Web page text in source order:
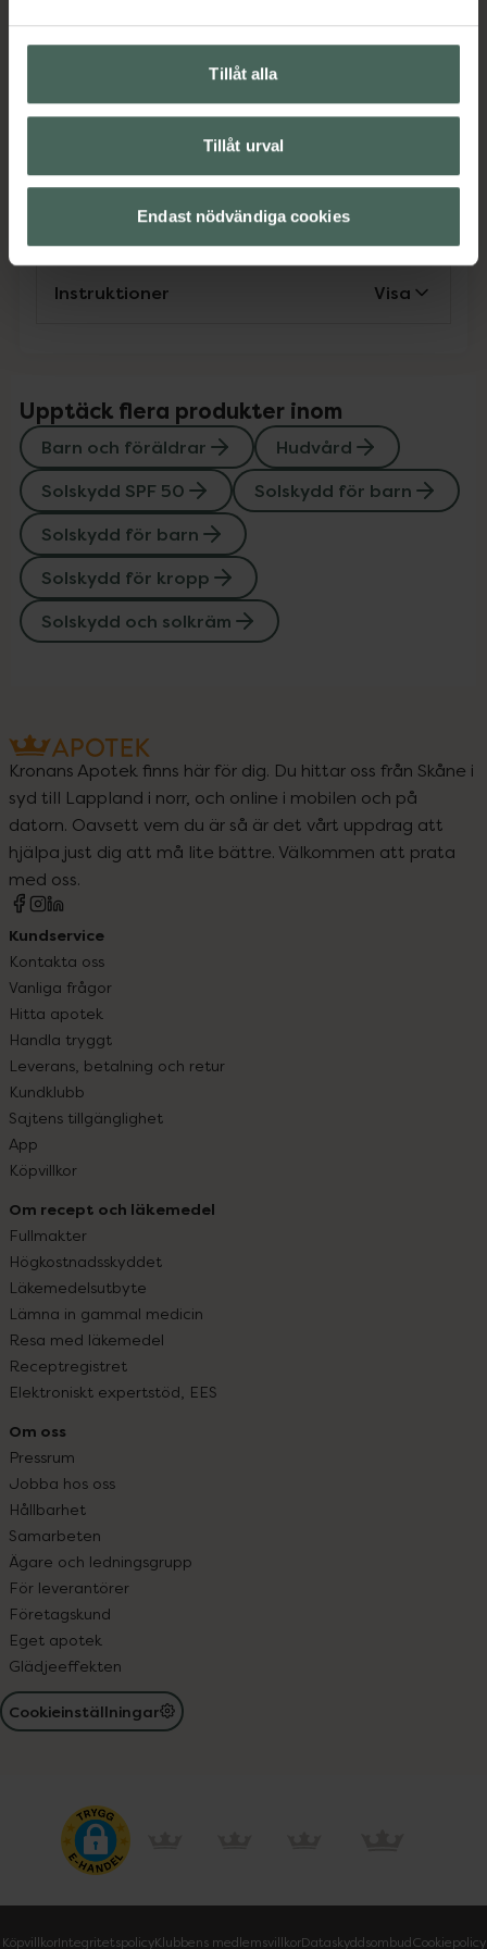
Tillåt alla
Tillåt urval
Endast nödvändiga cookies
Solskydd för barnSolskydd för kropp
Solskydd och solkräm
Instruktioner Visa
Upptäck flera produkter inom
Barn och föräldrar
Hudvård
Solskydd SPF 50
Solskydd för barn
Solskydd för barn
Solskydd för kropp
Solskydd och solkräm
Kronans Apotek finns här för dig. Du hittar oss från Skåne i
syd till Lappland i norr, och online i mobilen och på
datorn. Oavsett vem du är så är det vårt uppdrag att
hjälpa just dig att må lite bättre. Välkommen att prata
med oss.
Kundservice
Kontakta oss
Vanliga frågor
Hitta apotek
Handla tryggt
Leverans, betalning och retur
Kundklubb
Sajtens tillgänglighet
App
Köpvillkor
Om recept och läkemedel
Fullmakter
Högkostnadsskyddet
Läkemedelsutbyte
Lämna in gammal medicin
Resa med läkemedel
Receptregistret
Elektroniskt expertstöd, EES
Om oss
Pressrum
Jobba hos oss
Hållbarhet
Samarbeten
Ägare och ledningsgrupp
För leverantörer
Företagskund
Eget apotek
Glädjeeffekten
Cookieinställningar
KöpvillkorIntegritetspolicyKlubbens medlemsvillkorDataskyddsombudCookiepolicy